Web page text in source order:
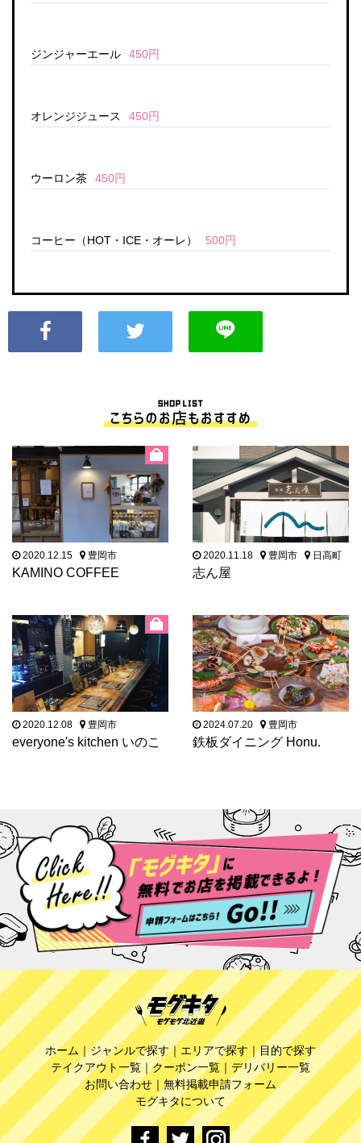
ジンジャーエール 450円
オレンジジュース 450円
ウーロン茶 450円
コーヒー（HOT・ICE・オーレ） 500円
2020.12.15 豊岡市
KAMINO COFFEE
2020.11.18 豊岡市 日高町
志ん屋
2020.12.08 豊岡市
everyone's kitchen いのこ
2024.07.20 豊岡市
鉄板ダイニング Honu.
ホーム ｜ジャンルで探す｜ エリアで探す ｜目的で探す
テイクアウト一覧 ｜クーポン一覧 ｜ デリバリー一覧
お問い合わせ ｜ 無料掲載申請フォーム
モグキタについて